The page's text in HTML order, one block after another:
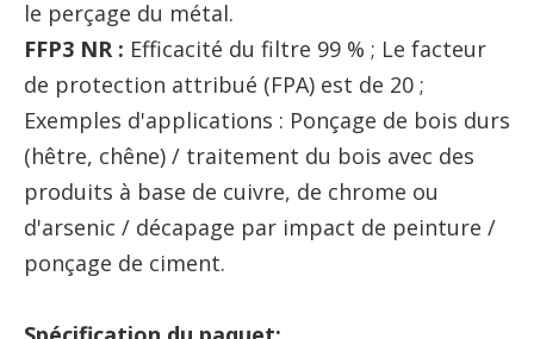
le perçage du métal.
FFP3 NR : Efficacité du filtre 99 % ; Le facteur
de protection attribué (FPA) est de 20 ;
Exemples d'applications : Ponçage de bois durs
(hêtre, chêne) / traitement du bois avec des
produits à base de cuivre, de chrome ou
d'arsenic / décapage par impact de peinture /
ponçage de ciment.